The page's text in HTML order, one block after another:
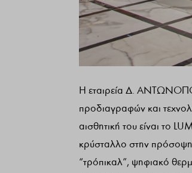
Η εταιρεία Δ.
προδιαγραφών και
αισθητική του είναι το
κρύσταλλο στην πρόσοψη
“τρόπικαλ”, ψηφιακό